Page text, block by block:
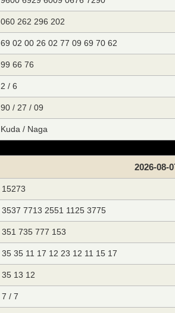
060 262 296 202
69 02 00 26 02 77 09 69 70 62
99 66 76
2 / 6
90 / 27 / 09
Kuda / Naga
2026-08-
15273
3537 7713 2551 1125 3775
351 735 777 153
35 35 11 17 12 23 12 11 15 17
35 13 12
7 / 7